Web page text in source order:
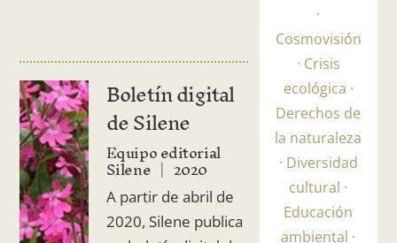
Boletín digital
de Silene
Equipo editorial
Silene 2020
A partir de abril de
2020, Silene publica
Cosmovisión
Crisis
ecológica
Derechos de
la naturaleza
Diversidad
cultural
Educación
ambiental